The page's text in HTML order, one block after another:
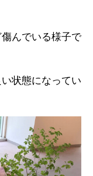
んでいる様子で
状態になってい